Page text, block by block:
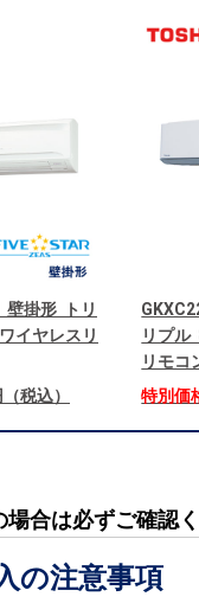
壁掛形 トリ
イヤレスリ
（税込）
リプル
リモコ
特別価
場合は必ずご確認
の注意事項